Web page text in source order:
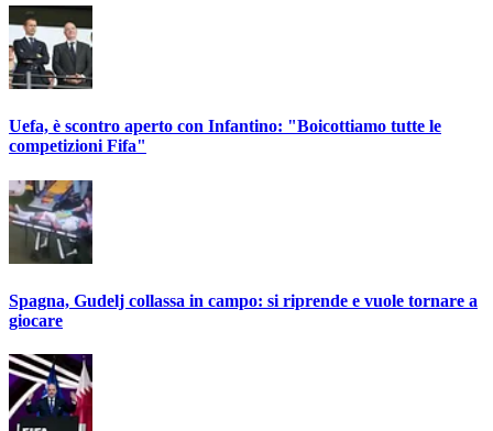
Uefa, è scontro aperto con Infantino: "Boicottiamo tutte le
competizioni Fifa"
Spagna, Gudelj collassa in campo: si riprende e vuole tornare a
giocare